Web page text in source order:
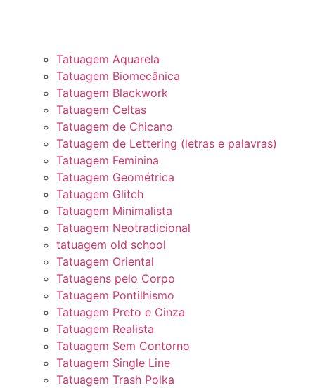
Tatuagem Aquarela
Tatuagem Biomecânica
Tatuagem Blackwork
Tatuagem Celtas
Tatuagem de Chicano
Tatuagem de Lettering (letras e palavras)
Tatuagem Feminina
Tatuagem Geométrica
Tatuagem Glitch
Tatuagem Minimalista
Tatuagem Neotradicional
tatuagem old school
Tatuagem Oriental
Tatuagens pelo Corpo
Tatuagem Pontilhismo
Tatuagem Preto e Cinza
Tatuagem Realista
Tatuagem Sem Contorno
Tatuagem Single Line
Tatuagem Trash Polka